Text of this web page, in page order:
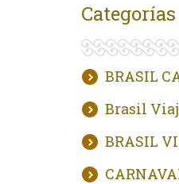
Categorías
BRASIL
Brasil
BRASIL